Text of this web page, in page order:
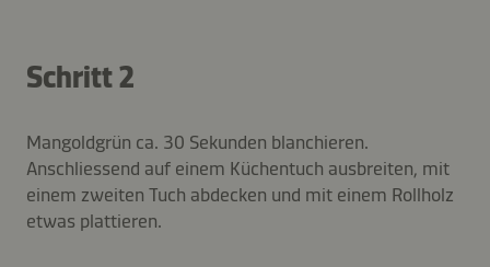
Schritt 2
Mangoldgrün ca. 30 Sekunden blanchieren.
Anschliessend auf einem Küchentuch ausbreiten, mit
einem zweiten Tuch abdecken und mit einem Rollholz
etwas plattieren.